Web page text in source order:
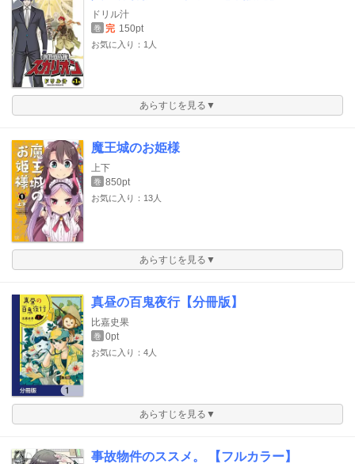
ドリル汁
巻 完 150pt
お気に入り：1人
あらすじを見る▼
魔王城のお姫様
上下
巻 850pt
お気に入り：13人
あらすじを見る▼
真昼の百鬼夜行【分冊版】
比嘉史果
巻 0pt
お気に入り：4人
あらすじを見る▼
事故物件のススメ。 【フルカラー】